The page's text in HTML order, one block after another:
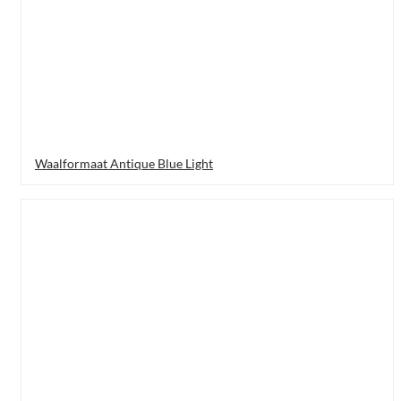
Waalformaat Antique Blue Light